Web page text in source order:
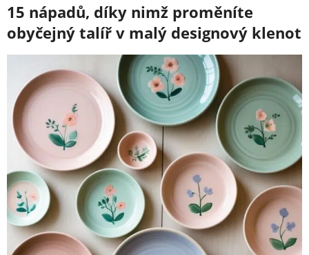
15 nápadů, díky nimž proměníte
obyčejný talíř v malý designový klenot